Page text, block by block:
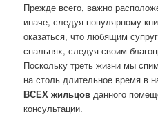
Прежде всего, важно
иначе, следуя популярному
оказаться, что любящим
спальнях, следуя своим
Поскольку треть жизни мы
на столь длительное время в
ВСЕХ жильцов данного
консультации.